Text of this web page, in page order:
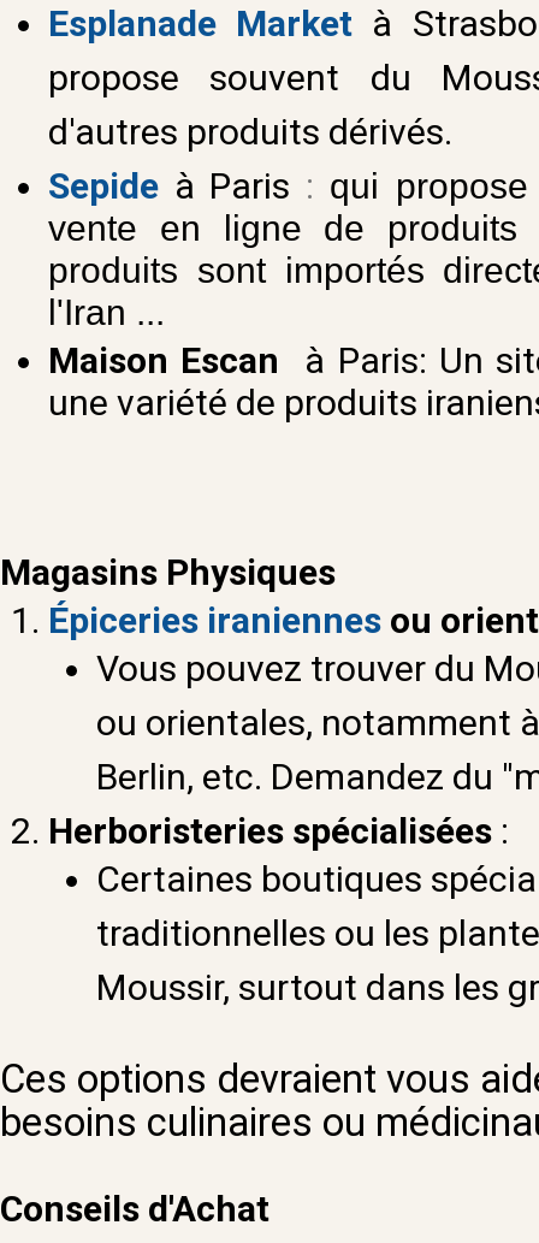
Esplanade Market à
propose souvent du
d'autres produits dérivés.
Sepide à Paris : qui
vente en ligne de produits
produits sont importés
l'Iran ...
Maison Escan à Paris: Un
une variété de produits
Magasins Physiques
Épiceries iraniennes ou
Vous pouvez trouver du
ou orientales, notamment
Berlin, etc. Demandez du
Herboristeries spécialisées :
Certaines boutiques
traditionnelles ou les
Moussir, surtout dans les
Ces options devraient vous
besoins culinaires ou
Conseils d'Achat